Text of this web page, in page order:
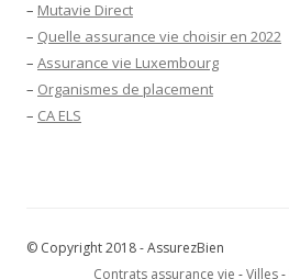
– Mutavie Direct
– Quelle assurance vie choisir en 2022
– Assurance vie Luxembourg
– Organismes de placement
– CA ELS
© Copyright 2018 - AssurezBien
Contrats assurance vie -Villes-